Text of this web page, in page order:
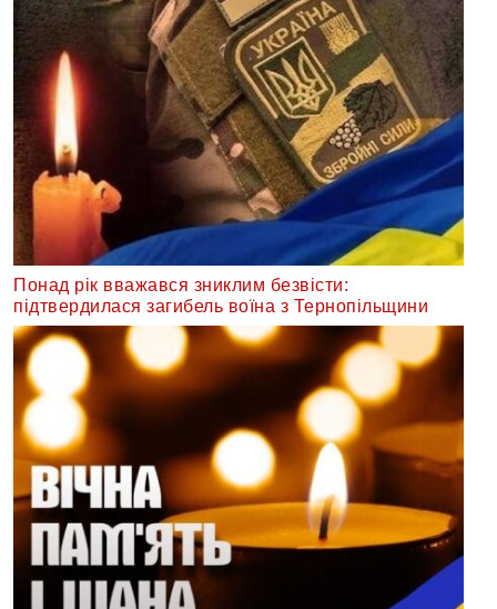
Понад рік вважався зниклим безвісти:
підтвердилася загибель воїна з Тернопільщини